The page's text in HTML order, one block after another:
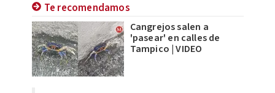
Te recomendamos
Cangrejos salen a
'pasear' en calles de
Tampico | VIDEO